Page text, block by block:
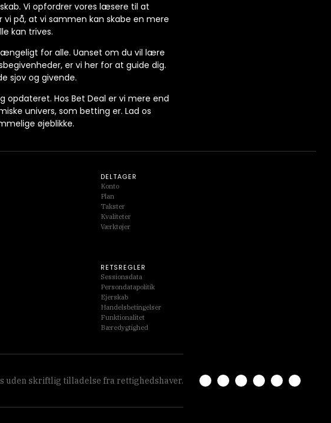
Vi opfordrer vores læsere til at
på, at vi sammen kan skabe en mere
kan trives.
for alle. Uanset om du vil lære
er vi her for at guide dig.
sjov og givende.
Hos Bet Deal er vi mere end
univers, som betting er. Lad os
øjeblikke.
uden skriftlig tilladelse fra rettighedshaver.
DELTAGER
Konto
Plan
Takster
Kvaliteter
Værktøjer
RETSREGLER
Sessionsdata
Persondatapolitik
Ejerskab
Handelsbetingelser
Funktionalitet
Bæredygtighed